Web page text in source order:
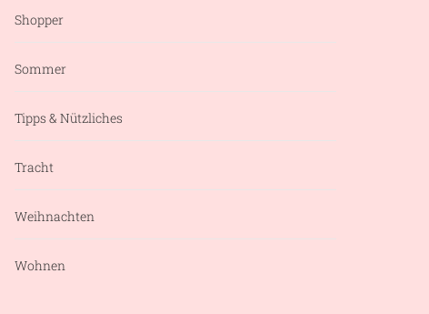
Shopper
Sommer
Tipps & Nützliches
Tracht
Weihnachten
Wohnen